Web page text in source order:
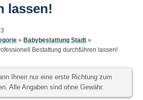
lassen!
»Babybestattung Stadt »
Bestattung durchführen lassen!
Ihnen nur eine erste Richtung zum
Alle Angaben sind ohne Gewähr.